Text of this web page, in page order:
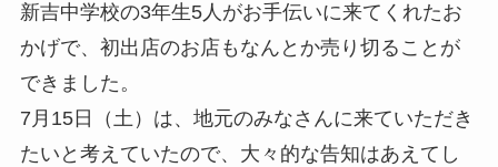
新吉中学校の3年生5人がお手伝いに来てくれたお
かげで、初出店のお店もなんとか売り切ることが
できました。
7月15日（土）は、地元のみなさんに来ていただき
たいと考えていたので、大々的な告知はあえてし